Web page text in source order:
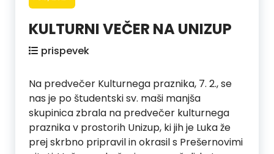
KULTURNI VEČER NA UNIZUP
prispevek
Na predvečer Kulturnega praznika, 7. 2., se
nas je po študentski sv. maši manjša
skupinica zbrala na predvečer kulturnega
praznika v prostorih Unizup, ki jih je Luka že
prej skrbno pripravil in okrasil s Prešernovimi